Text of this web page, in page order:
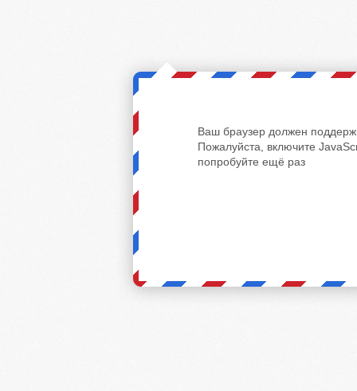
Ваш браузер должен
Пожалуйста, включите
попробуйте ещё раз